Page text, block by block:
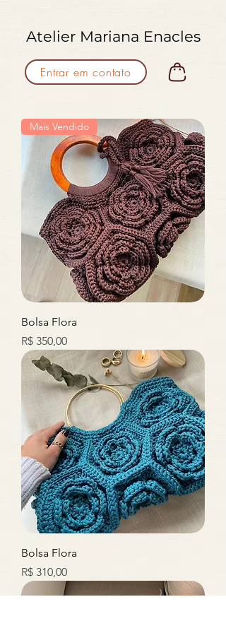
Atelier Mariana Enacles
Entrar em contato
Mais Vendido
Bolsa Flora
Preço
R$ 350,00
Bolsa Flora
Preço
R$ 310,00